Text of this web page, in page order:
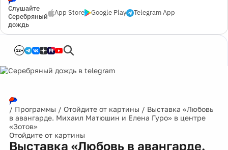
Слушайте
Серебряный
дождь
App Store Google Play Telegram App
12+
/ Программы / Отойдите от картины / Выставка «Любовь
в авангарде. Михаил Матюшин и Елена Гуро» в центре
«Зотов»
Отойдите от картины
Выставка «Любовь в авангарде.